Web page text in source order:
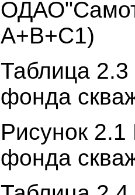
А+В+С1)
Таблица
фонда
Рисунок
фонда